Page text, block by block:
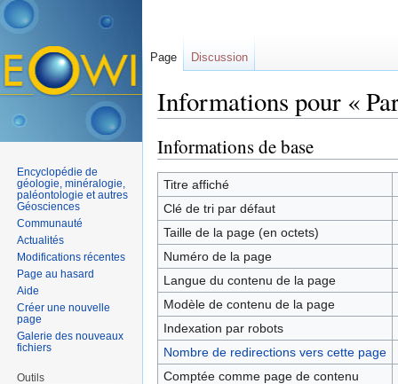
Informations pour «
Informations de base
Titre affiché
Clé de tri par défaut
Taille de la page (en octets)
Numéro de la page
Langue du contenu de la page
Modèle de contenu de la page
Indexation par robots
Nombre de redirections vers cette page
Comptée comme page de contenu
Page Discussion
Encyclopédie de
géologie, minéralogie,
paléontologie et autres
Géosciences
Communauté
Actualités
Modifications récentes
Page au hasard
Aide
Créer une nouvelle
page
Galerie des nouveaux
fichiers
Outils